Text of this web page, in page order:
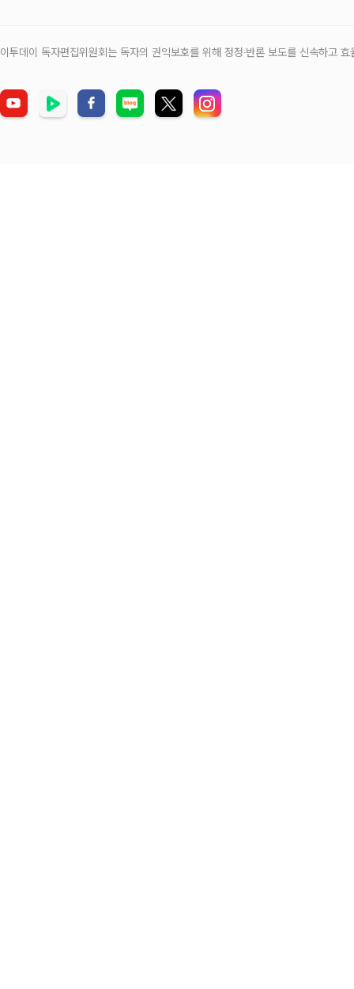
이투데이 독자편집위원회는 독자의 권익보호를 위해 정정‧반론 보도를 신속하고